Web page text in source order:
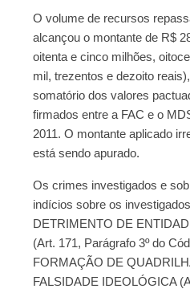
O volume de recursos
alcançou o montante de R$
oitenta e cinco milhões,
mil, trezentos e dezoito
somatório dos valores
firmados entre a FAC e o
2011. O montante aplicado
está sendo apurado.
Os crimes investigados e
indícios sobre os
DETRIMENTO DE
(Art. 171, Parágrafo 3º do
FORMAÇÃO DE
FALSIDADE IDEOLÓGICA